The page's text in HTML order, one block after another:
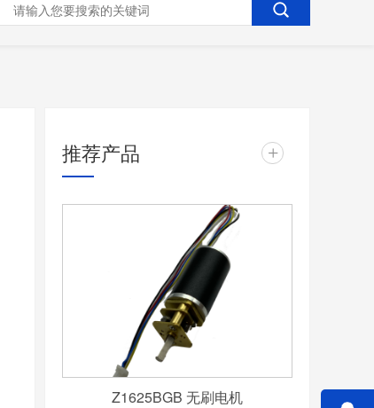
推荐产品 +
Z1625BGB 无刷电机